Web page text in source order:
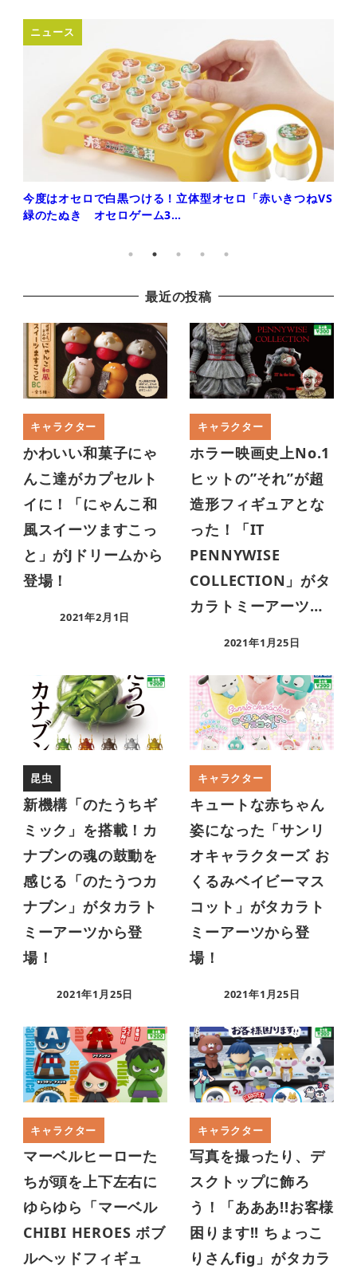
ミニチュア
ビール好き必見！オシャレで本格的なビアハウスが作れる
マスコット「ミニビアハウスマ…
最近の投稿
キャラクター
かわいい和菓子にゃ
んこ達がカプセルト
イに！「にゃんこ和
風スイーツますこっ
と」がJドリームから
登場！
2021年2月1日
キャラクター
ホラー映画史上No.1
ヒットの”それ”が超
造形フィギュアとな
った！「IT
PENNYWISE
COLLECTION」がタ
カラトミーアーツ…
2021年1月25日
昆虫
新機構「のたうちギ
ミック」を搭載！カ
ナブンの魂の鼓動を
感じる「のたうつカ
ナブン」がタカラト
ミーアーツから登
場！
2021年1月25日
キャラクター
キュートな赤ちゃん
姿になった「サンリ
オキャラクターズ お
くるみベイビーマス
コット」がタカラト
ミーアーツから登
場！
2021年1月25日
キャラクター
マーベルヒーローた
ちが頭を上下左右に
ゆらゆら「マーベル
CHIBI HEROES ボブ
ルヘッドフィギュ
キャラクター
写真を撮ったり、デ
スクトップに飾ろ
う！「あああ!!お客様
困ります!! ちょっこ
りさんfig」がタカラ